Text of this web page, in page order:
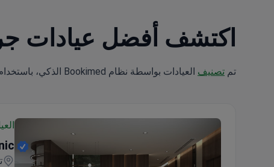
اكتشف أفضل عيادات جراحة اليد: 293
تم تصنيف العيادات بواسطة نظام Bookimed الذكي، باستخدام تحليل علوم البيانات عبر 5 معايير رئيسية.